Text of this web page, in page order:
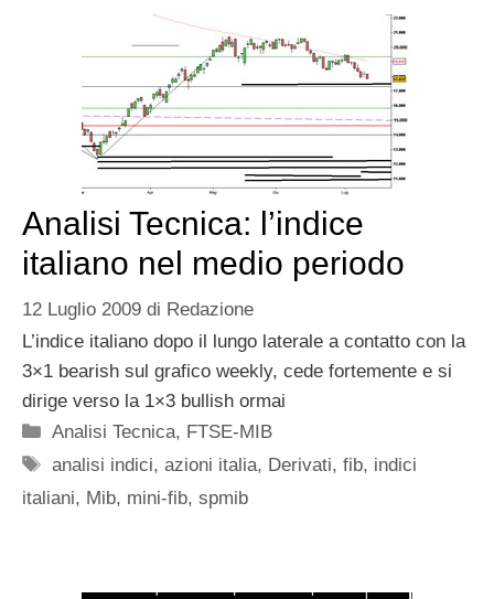
Analisi Tecnica: l’indice
italiano nel medio periodo
12 Luglio 2009 di Redazione
L’indice italiano dopo il lungo laterale a contatto con la
3×1 bearish sul grafico weekly, cede fortemente e si
dirige verso la 1×3 bullish ormai
Categorie
Analisi Tecnica, FTSE-MIB
Tag
analisi indici,azioni italia, Derivati,fib, indici
italiani, Mib, mini-fib, spmib